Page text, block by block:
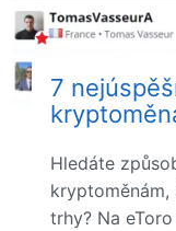
7
Hledáte
trhy? Na